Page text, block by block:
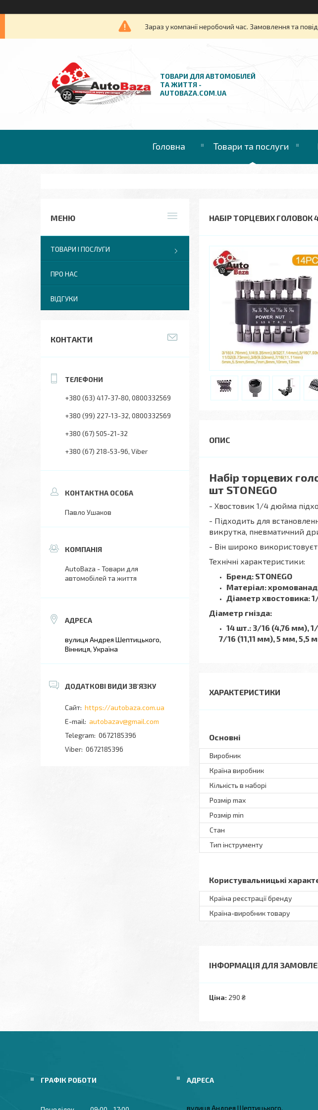
Зараз у компанії неробочий час. Замовлення та
ТОВАРИ ДЛЯ АВТОМОБІЛЕЙ
ТА ЖИТТЯ -
AUTOBAZA.COM.UA
Головна Товари та послуги
НАБІР ТОРЦЕВИХ ГОЛОВОК
Набір торцевих
шт STONEGO
- Хвостовик 1/4 дюйма
- Підходить для
викрутка, пневматичний
- Він широко
Технічні характеристики:
Бренд: STONEGO
Матеріал:
Діаметр хвостовика:
Діаметр гнізда:
14 шт.: 3/16 (4,76 мм),
7/16 (11,11 мм), 5 мм,
ХАРАКТЕРИСТИКИ
Основні
Виробник
Країна виробник
Кількість в наборі
Розмір max
Розмір min
Стан
Тип інструменту
Користувальницькі
Країна реєстрації бренду
Країна-виробник товару
ІНФОРМАЦІЯ ДЛЯ
Ціна: 290 ₴
ТОВАРИ І ПОСЛУГИ
ПРО НАС
ВІДГУКИ
КОНТАКТИ
+380 (63) 417-37-80 0800332569
+380 (99) 227-13-32 0800332569
+380 (67) 505-21-32
+380 (67) 218-53-96 Viber
Павло Ушаков
AutoBaza - Товари для
автомобілей та життя
вулиця Андрея Шептицького,
Вінниця, Україна
https://autobaza.com.ua
autobazav@gmail.com
0672185396
0672185396
ГРАФІК РОБОТИ
вулиця Андрея Шептицького,